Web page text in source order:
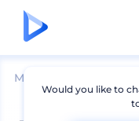
Mockups
Would you like to